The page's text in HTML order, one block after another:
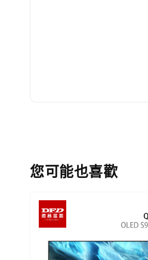
您可能也喜歡